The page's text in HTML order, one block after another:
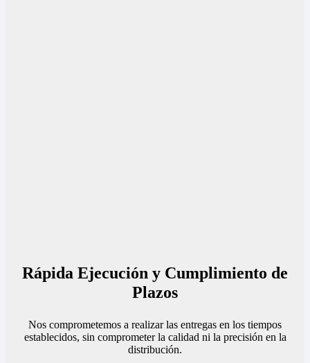
Rápida Ejecución y Cumplimiento de
Plazos
Nos comprometemos a realizar las entregas en los tiempos
establecidos, sin comprometer la calidad ni la precisión en la
distribución.